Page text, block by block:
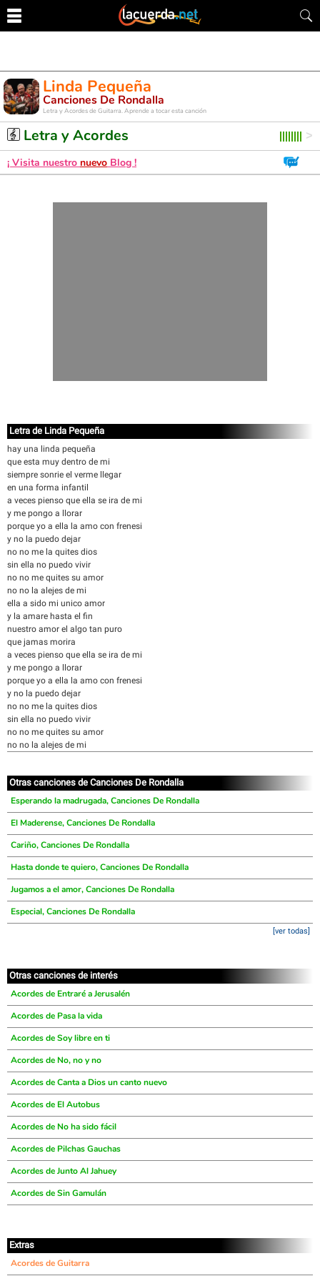
Linda Pequeña
Canciones De Rondalla
Letra y Acordes de Guitarra. Aprende a tocar esta canción
Letra y Acordes
¡ Visita nuestro nuevo Blog !
Letra de Linda Pequeña
hay una linda pequeña
que esta muy dentro de mi
siempre sonrie el verme llegar
en una forma infantil
a veces pienso que ella se ira de mi
y me pongo a llorar
porque yo a ella la amo con frenesi
y no la puedo dejar
no no me la quites dios
sin ella no puedo vivir
no no me quites su amor
no no la alejes de mi
ella a sido mi unico amor
y la amare hasta el fin
nuestro amor el algo tan puro
que jamas morira
a veces pienso que ella se ira de mi
y me pongo a llorar
porque yo a ella la amo con frenesi
y no la puedo dejar
no no me la quites dios
sin ella no puedo vivir
no no me quites su amor
no no la alejes de mi
Otras canciones de Canciones De Rondalla
Esperando la madrugada, Canciones De Rondalla
El Maderense, Canciones De Rondalla
Cariño, Canciones De Rondalla
Hasta donde te quiero, Canciones De Rondalla
Jugamos a el amor, Canciones De Rondalla
Especial, Canciones De Rondalla
[ver todas]
Otras canciones de interés
Acordes de Entraré a Jerusalén
Acordes de Pasa la vida
Acordes de Soy libre en ti
Acordes de No, no y no
Acordes de Canta a Dios un canto nuevo
Acordes de El Autobus
Acordes de No ha sido fácil
Acordes de Pilchas Gauchas
Acordes de Junto Al Jahuey
Acordes de Sin Gamulán
Extras
Acordes de Guitarra